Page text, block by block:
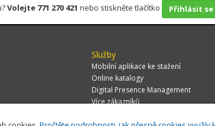
Volejte 771 270 421 nebo stiskněte tlačítko Přihlásit
Služby
Mobilní aplikace ke stažení
Online katalogy
Digital Presence Management
Více zákazníků